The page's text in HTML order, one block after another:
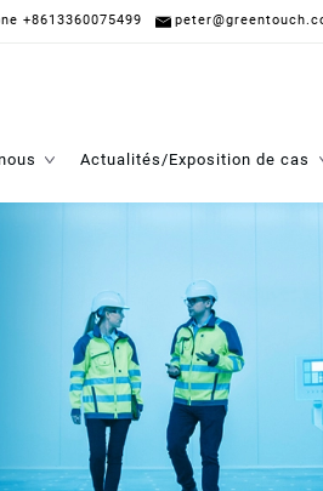
+8613360075499
Actualités/Exposition de cas